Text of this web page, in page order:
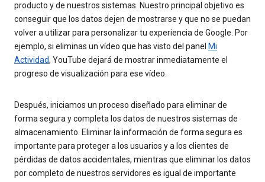
producto y de nuestros sistemas. Nuestro principal objetivo es
conseguir que los datos dejen de mostrarse y que no se puedan
volver a utilizar para personalizar tu experiencia de Google. Por
ejemplo, si eliminas un vídeo que has visto del panel Mi
Actividad, YouTube dejará de mostrar inmediatamente el
progreso de visualización para ese vídeo.
Después, iniciamos un proceso diseñado para eliminar de
forma segura y completa los datos de nuestros sistemas de
almacenamiento. Eliminar la información de forma segura es
importante para proteger a los usuarios y a los clientes de
pérdidas de datos accidentales, mientras que eliminar los datos
por completo de nuestros servidores es igual de importante